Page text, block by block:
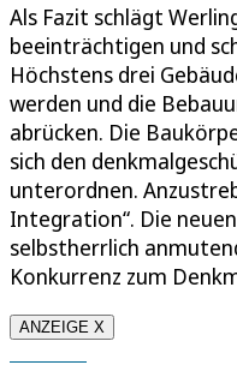
Als Fazit schlägt
beeinträchtigen und
Höchstens drei
werden und die
abrücken. Die
sich den
unterordnen.
Integration“. Die
selbstherrlich
Konkurrenz zum
ANZEIGE X